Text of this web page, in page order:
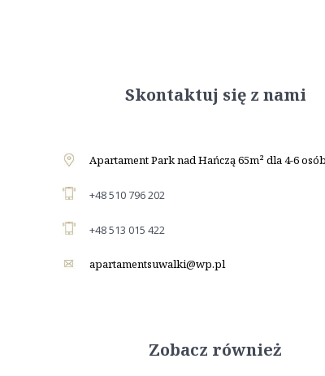
Skontaktuj się z nami
Apartament Park nad Hańczą 65m² dla 4-6 osób
+48 510 796 202
+48 513 015 422
apartamentsuwalki@wp.pl
Zobacz również